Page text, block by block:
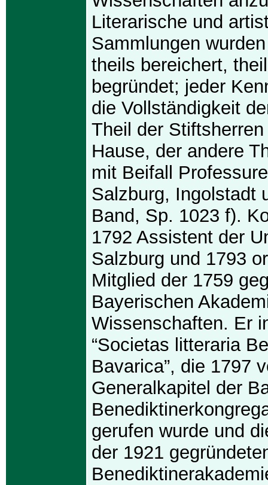
Literarische und
Sammlungen
theils bereichert,
begründet; jeder
die Vollständigkeit
Theil der
Hause, der andere
mit Beifall
Salzburg, Ingolstadt
Band, Sp. 1023 f).
1792 Assistent der
Salzburg und 1793
Mitglied der 1759
Bayerischen
Wissenschaften. Er
“Societas litteraria
Bavarica”, die 1797
Generalkapitel der
gerufen wurde und
der 1921